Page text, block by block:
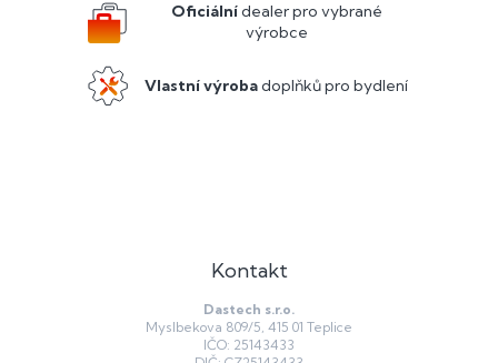
Oficiálnídealer pro vybrané
výrobce
Vlastní výrobadoplňků pro bydlení
Kontakt
Dastech s.r.o.
Myslbekova 809/5, 415 01 Teplice
IČO: 25143433